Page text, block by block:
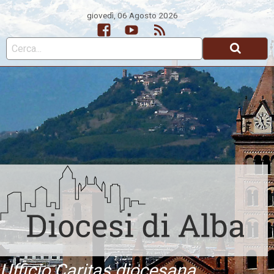
giovedì, 06 Agosto 2026
FacebookYoutubeFeed